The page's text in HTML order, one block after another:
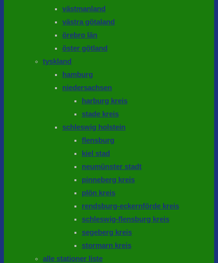
västmanland
västra götaland
örebro län
öster götland
tyskland
hamburg
niedersachsen
harburg kreis
stade kreis
schleswig holstein
flensburg
kiel stad
neumünster stadt
pinneberg kreis
plön kreis
rendsburg-eckernförde kreis
schleswig-flensburg kreis
segeberg kreis
stormarn kreis
alle stationer liste